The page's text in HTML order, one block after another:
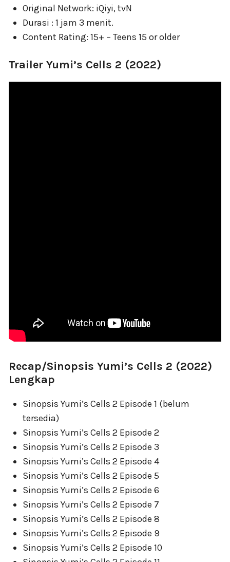
Original Network: iQiyi, tvN
Durasi : 1 jam 3 menit.
Content Rating: 15+ – Teens 15 or older
Trailer Yumi’s Cells 2 (2022)
Recap/Sinopsis Yumi’s Cells 2 (2022)
Lengkap
Sinopsis Yumi’s Cells 2 Episode 1 (belum
tersedia)
Sinopsis Yumi’s Cells 2 Episode 2
Sinopsis Yumi’s Cells 2 Episode 3
Sinopsis Yumi’s Cells 2 Episode 4
Sinopsis Yumi’s Cells 2 Episode 5
Sinopsis Yumi’s Cells 2 Episode 6
Sinopsis Yumi’s Cells 2 Episode 7
Sinopsis Yumi’s Cells 2 Episode 8
Sinopsis Yumi’s Cells 2 Episode 9
Sinopsis Yumi’s Cells 2 Episode 10